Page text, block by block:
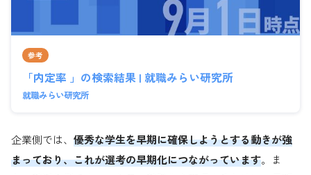
参考
「内定率 」の検索結果 | 就職みらい研究所
就職みらい研究所
企業側では、 優秀な学生を早期に確保しようとする動きが強
まっており、これが選考の早期化につながっています。ま